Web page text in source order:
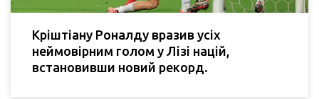
Кріштіану Роналду вразив усіх
неймовірним голом у Лізі націй,
встановивши новий рекорд.